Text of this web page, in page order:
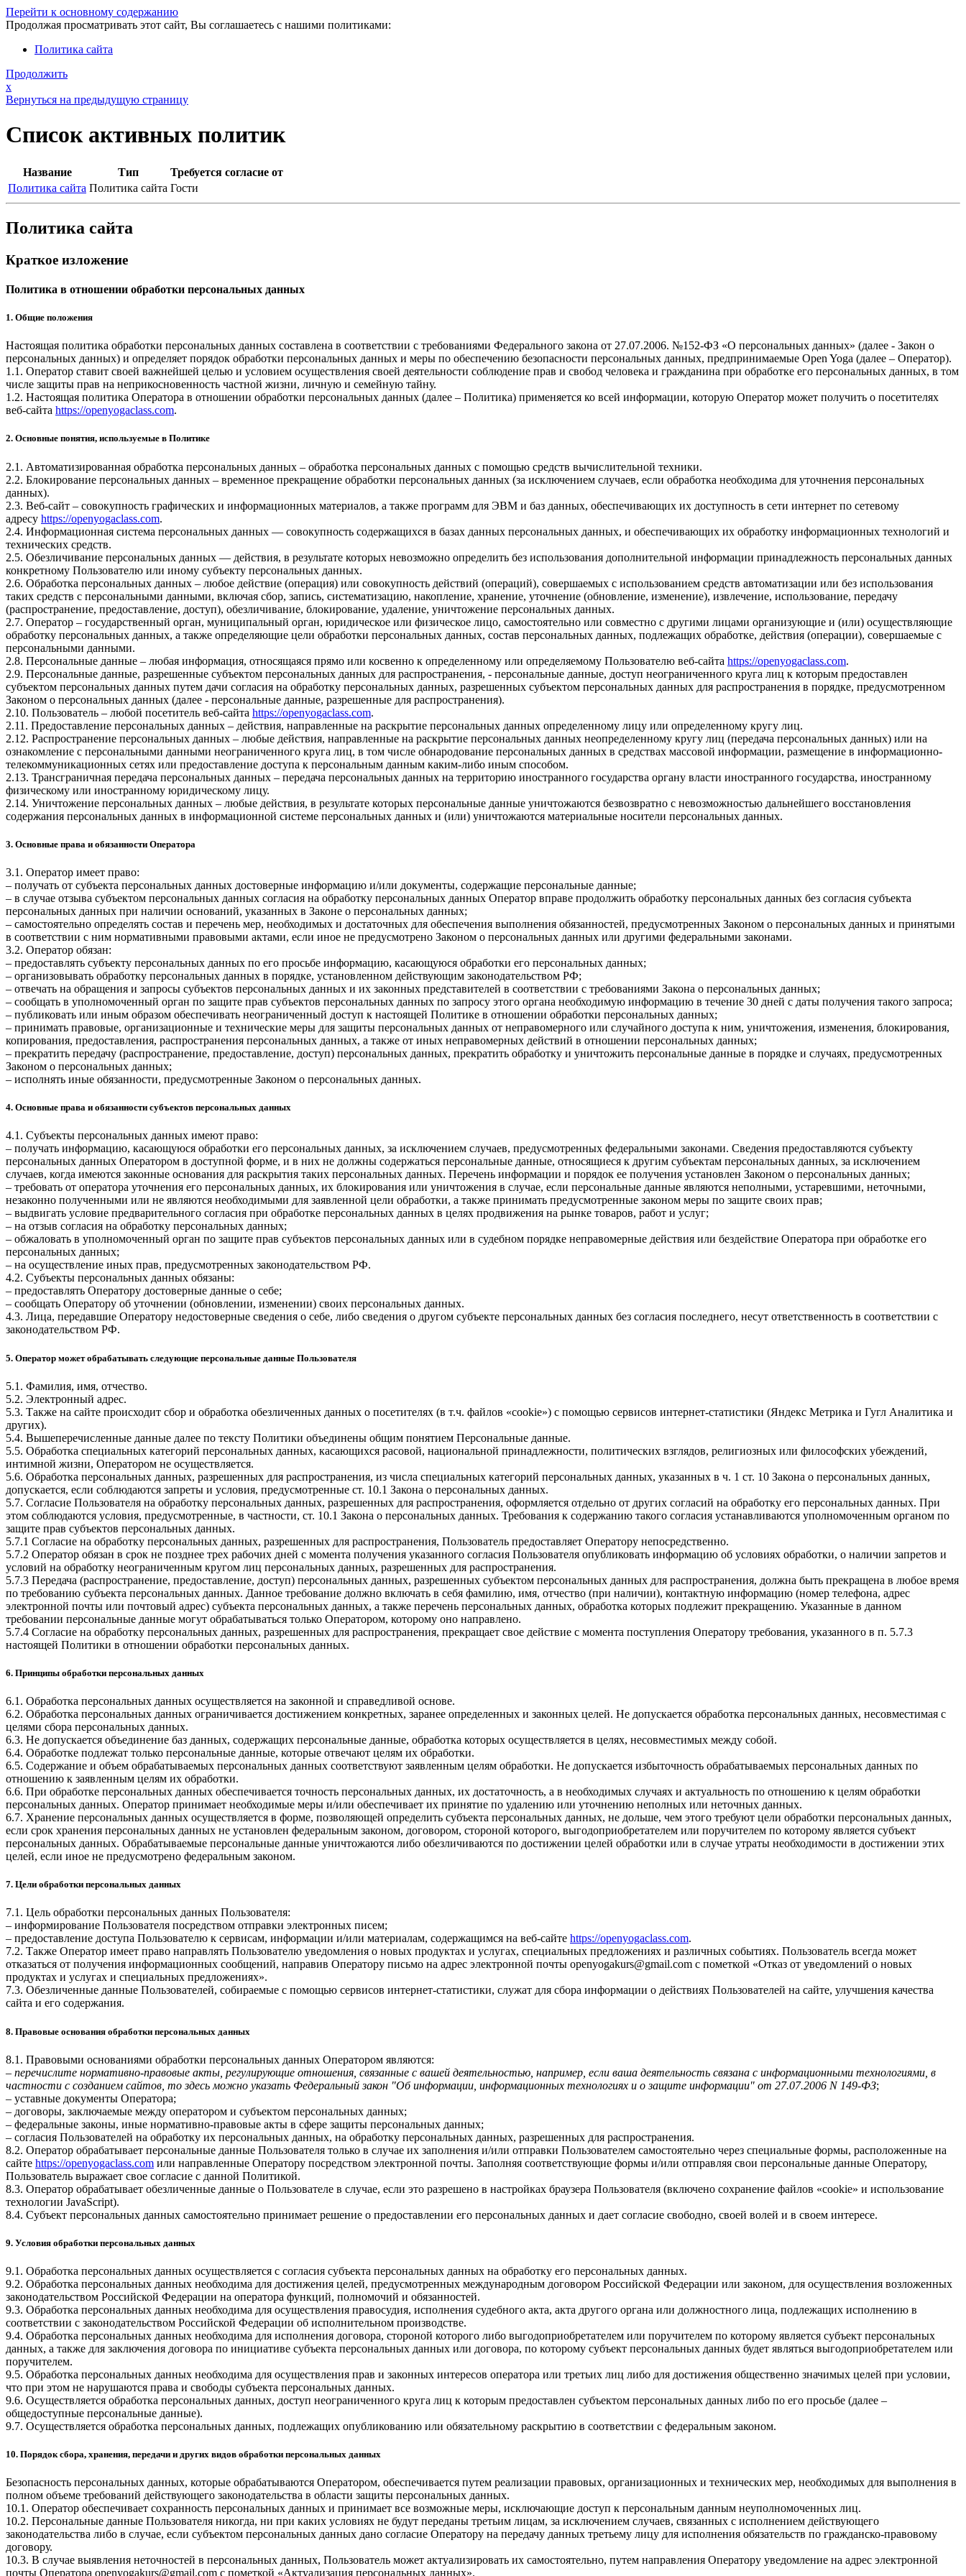
Перейти к основному содержанию
Продолжая просматривать этот сайт, Вы соглашаетесь с нашими политиками:
Политика сайта
Продолжить
x
Вернуться на предыдущую страницу
Список активных политик
Название Тип
Требуется согласие от
Политика сайта Политика сайта Гости
Политика сайта
Краткое изложение
Политика в отношении обработки персональных данных
1. Общие положения
Настоящая политика обработки персональных данных составлена в соответствии с требованиями Федерального закона от 27.07.2006. №152-ФЗ «О персональных данных» (далее - Закон о
персональных данных) и определяет порядок обработки персональных данных и меры по обеспечению безопасности персональных данных, предпринимаемые Open Yoga (далее – Оператор).
1.1. Оператор ставит своей важнейшей целью и условием осуществления своей деятельности соблюдение прав и свобод человека и гражданина при обработке его персональных данных, в том
числе защиты прав на неприкосновенность частной жизни, личную и семейную тайну.
1.2. Настоящая политика Оператора в отношении обработки персональных данных (далее – Политика) применяется ко всей информации, которую Оператор может получить о посетителях
веб-сайта https://openyogaclass.com.
2. Основные понятия, используемые в Политике
2.1. Автоматизированная обработка персональных данных – обработка персональных данных с помощью средств вычислительной техники.
2.2. Блокирование персональных данных – временное прекращение обработки персональных данных (за исключением случаев, если обработка необходима для уточнения персональных
данных).
2.3. Веб-сайт – совокупность графических и информационных материалов, а также программ для ЭВМ и баз данных, обеспечивающих их доступность в сети интернет по сетевому
адресу https://openyogaclass.com.
2.4. Информационная система персональных данных — совокупность содержащихся в базах данных персональных данных, и обеспечивающих их обработку информационных технологий и
технических средств.
2.5. Обезличивание персональных данных — действия, в результате которых невозможно определить без использования дополнительной информации принадлежность персональных данных
конкретному Пользователю или иному субъекту персональных данных.
2.6. Обработка персональных данных – любое действие (операция) или совокупность действий (операций), совершаемых с использованием средств автоматизации или без использования
таких средств с персональными данными, включая сбор, запись, систематизацию, накопление, хранение, уточнение (обновление, изменение), извлечение, использование, передачу
(распространение, предоставление, доступ), обезличивание, блокирование, удаление, уничтожение персональных данных.
2.7. Оператор – государственный орган, муниципальный орган, юридическое или физическое лицо, самостоятельно или совместно с другими лицами организующие и (или) осуществляющие
обработку персональных данных, а также определяющие цели обработки персональных данных, состав персональных данных, подлежащих обработке, действия (операции), совершаемые с
персональными данными.
2.8. Персональные данные – любая информация, относящаяся прямо или косвенно к определенному или определяемому Пользователю веб-сайта https://openyogaclass.com.
2.9. Персональные данные, разрешенные субъектом персональных данных для распространения, - персональные данные, доступ неограниченного круга лиц к которым предоставлен
субъектом персональных данных путем дачи согласия на обработку персональных данных, разрешенных субъектом персональных данных для распространения в порядке, предусмотренном
Законом о персональных данных (далее - персональные данные, разрешенные для распространения).
2.10. Пользователь – любой посетитель веб-сайта https://openyogaclass.com.
2.11. Предоставление персональных данных – действия, направленные на раскрытие персональных данных определенному лицу или определенному кругу лиц.
2.12. Распространение персональных данных – любые действия, направленные на раскрытие персональных данных неопределенному кругу лиц (передача персональных данных) или на
ознакомление с персональными данными неограниченного круга лиц, в том числе обнародование персональных данных в средствах массовой информации, размещение в информационно-
телекоммуникационных сетях или предоставление доступа к персональным данным каким-либо иным способом.
2.13. Трансграничная передача персональных данных – передача персональных данных на территорию иностранного государства органу власти иностранного государства, иностранному
физическому или иностранному юридическому лицу.
2.14. Уничтожение персональных данных – любые действия, в результате которых персональные данные уничтожаются безвозвратно с невозможностью дальнейшего восстановления
содержания персональных данных в информационной системе персональных данных и (или) уничтожаются материальные носители персональных данных.
3. Основные права и обязанности Оператора
3.1. Оператор имеет право:
– получать от субъекта персональных данных достоверные информацию и/или документы, содержащие персональные данные;
– в случае отзыва субъектом персональных данных согласия на обработку персональных данных Оператор вправе продолжить обработку персональных данных без согласия субъекта
персональных данных при наличии оснований, указанных в Законе о персональных данных;
– самостоятельно определять состав и перечень мер, необходимых и достаточных для обеспечения выполнения обязанностей, предусмотренных Законом о персональных данных и принятыми
в соответствии с ним нормативными правовыми актами, если иное не предусмотрено Законом о персональных данных или другими федеральными законами.
3.2. Оператор обязан:
– предоставлять субъекту персональных данных по его просьбе информацию, касающуюся обработки его персональных данных;
– организовывать обработку персональных данных в порядке, установленном действующим законодательством РФ;
– отвечать на обращения и запросы субъектов персональных данных и их законных представителей в соответствии с требованиями Закона о персональных данных;
– сообщать в уполномоченный орган по защите прав субъектов персональных данных по запросу этого органа необходимую информацию в течение 30 дней с даты получения такого запроса;
– публиковать или иным образом обеспечивать неограниченный доступ к настоящей Политике в отношении обработки персональных данных;
– принимать правовые, организационные и технические меры для защиты персональных данных от неправомерного или случайного доступа к ним, уничтожения, изменения, блокирования,
копирования, предоставления, распространения персональных данных, а также от иных неправомерных действий в отношении персональных данных;
– прекратить передачу (распространение, предоставление, доступ) персональных данных, прекратить обработку и уничтожить персональные данные в порядке и случаях, предусмотренных
Законом о персональных данных;
– исполнять иные обязанности, предусмотренные Законом о персональных данных.
4. Основные права и обязанности субъектов персональных данных
4.1. Субъекты персональных данных имеют право:
– получать информацию, касающуюся обработки его персональных данных, за исключением случаев, предусмотренных федеральными законами. Сведения предоставляются субъекту
персональных данных Оператором в доступной форме, и в них не должны содержаться персональные данные, относящиеся к другим субъектам персональных данных, за исключением
случаев, когда имеются законные основания для раскрытия таких персональных данных. Перечень информации и порядок ее получения установлен Законом о персональных данных;
– требовать от оператора уточнения его персональных данных, их блокирования или уничтожения в случае, если персональные данные являются неполными, устаревшими, неточными,
незаконно полученными или не являются необходимыми для заявленной цели обработки, а также принимать предусмотренные законом меры по защите своих прав;
– выдвигать условие предварительного согласия при обработке персональных данных в целях продвижения на рынке товаров, работ и услуг;
– на отзыв согласия на обработку персональных данных;
– обжаловать в уполномоченный орган по защите прав субъектов персональных данных или в судебном порядке неправомерные действия или бездействие Оператора при обработке его
персональных данных;
– на осуществление иных прав, предусмотренных законодательством РФ.
4.2. Субъекты персональных данных обязаны:
– предоставлять Оператору достоверные данные о себе;
– сообщать Оператору об уточнении (обновлении, изменении) своих персональных данных.
4.3. Лица, передавшие Оператору недостоверные сведения о себе, либо сведения о другом субъекте персональных данных без согласия последнего, несут ответственность в соответствии с
законодательством РФ.
5. Оператор может обрабатывать следующие персональные данные Пользователя
5.1. Фамилия, имя, отчество.
5.2. Электронный адрес.
5.3. Также на сайте происходит сбор и обработка обезличенных данных о посетителях (в т.ч. файлов «cookie») с помощью сервисов интернет-статистики (Яндекс Метрика и Гугл Аналитика и
других).
5.4. Вышеперечисленные данные далее по тексту Политики объединены общим понятием Персональные данные.
5.5. Обработка специальных категорий персональных данных, касающихся расовой, национальной принадлежности, политических взглядов, религиозных или философских убеждений,
интимной жизни, Оператором не осуществляется.
5.6. Обработка персональных данных, разрешенных для распространения, из числа специальных категорий персональных данных, указанных в ч. 1 ст. 10 Закона о персональных данных,
допускается, если соблюдаются запреты и условия, предусмотренные ст. 10.1 Закона о персональных данных.
5.7. Согласие Пользователя на обработку персональных данных, разрешенных для распространения, оформляется отдельно от других согласий на обработку его персональных данных. При
этом соблюдаются условия, предусмотренные, в частности, ст. 10.1 Закона о персональных данных. Требования к содержанию такого согласия устанавливаются уполномоченным органом по
защите прав субъектов персональных данных.
5.7.1 Согласие на обработку персональных данных, разрешенных для распространения, Пользователь предоставляет Оператору непосредственно.
5.7.2 Оператор обязан в срок не позднее трех рабочих дней с момента получения указанного согласия Пользователя опубликовать информацию об условиях обработки, о наличии запретов и
условий на обработку неограниченным кругом лиц персональных данных, разрешенных для распространения.
5.7.3 Передача (распространение, предоставление, доступ) персональных данных, разрешенных субъектом персональных данных для распространения, должна быть прекращена в любое время
по требованию субъекта персональных данных. Данное требование должно включать в себя фамилию, имя, отчество (при наличии), контактную информацию (номер телефона, адрес
электронной почты или почтовый адрес) субъекта персональных данных, а также перечень персональных данных, обработка которых подлежит прекращению. Указанные в данном
требовании персональные данные могут обрабатываться только Оператором, которому оно направлено.
5.7.4 Согласие на обработку персональных данных, разрешенных для распространения, прекращает свое действие с момента поступления Оператору требования, указанного в п. 5.7.3
настоящей Политики в отношении обработки персональных данных.
6. Принципы обработки персональных данных
6.1. Обработка персональных данных осуществляется на законной и справедливой основе.
6.2. Обработка персональных данных ограничивается достижением конкретных, заранее определенных и законных целей. Не допускается обработка персональных данных, несовместимая с
целями сбора персональных данных.
6.3. Не допускается объединение баз данных, содержащих персональные данные, обработка которых осуществляется в целях, несовместимых между собой.
6.4. Обработке подлежат только персональные данные, которые отвечают целям их обработки.
6.5. Содержание и объем обрабатываемых персональных данных соответствуют заявленным целям обработки. Не допускается избыточность обрабатываемых персональных данных по
отношению к заявленным целям их обработки.
6.6. При обработке персональных данных обеспечивается точность персональных данных, их достаточность, а в необходимых случаях и актуальность по отношению к целям обработки
персональных данных. Оператор принимает необходимые меры и/или обеспечивает их принятие по удалению или уточнению неполных или неточных данных.
6.7. Хранение персональных данных осуществляется в форме, позволяющей определить субъекта персональных данных, не дольше, чем этого требуют цели обработки персональных данных,
если срок хранения персональных данных не установлен федеральным законом, договором, стороной которого, выгодоприобретателем или поручителем по которому является субъект
персональных данных. Обрабатываемые персональные данные уничтожаются либо обезличиваются по достижении целей обработки или в случае утраты необходимости в достижении этих
целей, если иное не предусмотрено федеральным законом.
7. Цели обработки персональных данных
7.1. Цель обработки персональных данных Пользователя:
– информирование Пользователя посредством отправки электронных писем;
– предоставление доступа Пользователю к сервисам, информации и/или материалам, содержащимся на веб-сайте https://openyogaclass.com.
7.2. Также Оператор имеет право направлять Пользователю уведомления о новых продуктах и услугах, специальных предложениях и различных событиях. Пользователь всегда может
отказаться от получения информационных сообщений, направив Оператору письмо на адрес электронной почты openyogakurs@gmail.com с пометкой «Отказ от уведомлений о новых
продуктах и услугах и специальных предложениях».
7.3. Обезличенные данные Пользователей, собираемые с помощью сервисов интернет-статистики, служат для сбора информации о действиях Пользователей на сайте, улучшения качества
сайта и его содержания.
8. Правовые основания обработки персональных данных
8.1. Правовыми основаниями обработки персональных данных Оператором являются:
– перечислите нормативно-правовые акты, регулирующие отношения, связанные с вашей деятельностью, например, если ваша деятельность связана с информационными технологиями, в
частности с созданием сайтов, то здесь можно указать Федеральный закон "Об информации, информационных технологиях и о защите информации" от 27.07.2006 N 149-ФЗ;
– уставные документы Оператора;
– договоры, заключаемые между оператором и субъектом персональных данных;
– федеральные законы, иные нормативно-правовые акты в сфере защиты персональных данных;
– согласия Пользователей на обработку их персональных данных, на обработку персональных данных, разрешенных для распространения.
8.2. Оператор обрабатывает персональные данные Пользователя только в случае их заполнения и/или отправки Пользователем самостоятельно через специальные формы, расположенные на
сайте https://openyogaclass.com или направленные Оператору посредством электронной почты. Заполняя соответствующие формы и/или отправляя свои персональные данные Оператору,
Пользователь выражает свое согласие с данной Политикой.
8.3. Оператор обрабатывает обезличенные данные о Пользователе в случае, если это разрешено в настройках браузера Пользователя (включено сохранение файлов «cookie» и использование
технологии JavaScript).
8.4. Субъект персональных данных самостоятельно принимает решение о предоставлении его персональных данных и дает согласие свободно, своей волей и в своем интересе.
9. Условия обработки персональных данных
9.1. Обработка персональных данных осуществляется с согласия субъекта персональных данных на обработку его персональных данных.
9.2. Обработка персональных данных необходима для достижения целей, предусмотренных международным договором Российской Федерации или законом, для осуществления возложенных
законодательством Российской Федерации на оператора функций, полномочий и обязанностей.
9.3. Обработка персональных данных необходима для осуществления правосудия, исполнения судебного акта, акта другого органа или должностного лица, подлежащих исполнению в
соответствии с законодательством Российской Федерации об исполнительном производстве.
9.4. Обработка персональных данных необходима для исполнения договора, стороной которого либо выгодоприобретателем или поручителем по которому является субъект персональных
данных, а также для заключения договора по инициативе субъекта персональных данных или договора, по которому субъект персональных данных будет являться выгодоприобретателем или
поручителем.
9.5. Обработка персональных данных необходима для осуществления прав и законных интересов оператора или третьих лиц либо для достижения общественно значимых целей при условии,
что при этом не нарушаются права и свободы субъекта персональных данных.
9.6. Осуществляется обработка персональных данных, доступ неограниченного круга лиц к которым предоставлен субъектом персональных данных либо по его просьбе (далее –
общедоступные персональные данные).
9.7. Осуществляется обработка персональных данных, подлежащих опубликованию или обязательному раскрытию в соответствии с федеральным законом.
10. Порядок сбора, хранения, передачи и других видов обработки персональных данных
Безопасность персональных данных, которые обрабатываются Оператором, обеспечивается путем реализации правовых, организационных и технических мер, необходимых для выполнения в
полном объеме требований действующего законодательства в области защиты персональных данных.
10.1. Оператор обеспечивает сохранность персональных данных и принимает все возможные меры, исключающие доступ к персональным данным неуполномоченных лиц.
10.2. Персональные данные Пользователя никогда, ни при каких условиях не будут переданы третьим лицам, за исключением случаев, связанных с исполнением действующего
законодательства либо в случае, если субъектом персональных данных дано согласие Оператору на передачу данных третьему лицу для исполнения обязательств по гражданско-правовому
договору.
10.3. В случае выявления неточностей в персональных данных, Пользователь может актуализировать их самостоятельно, путем направления Оператору уведомление на адрес электронной
почты Оператора openyogakurs@gmail.com с пометкой «Актуализация персональных данных».